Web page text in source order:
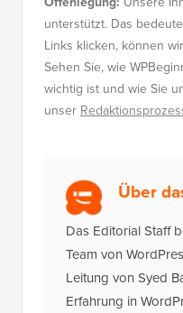
unterstützt. Das
Links klicken, können
Sehen Sie, wie
wichtig ist und wie Sie
unser
Über
Das Editorial Staff
Team von
Leitung von Syed
Erfahrung in